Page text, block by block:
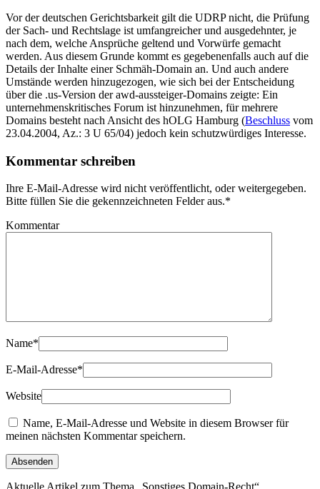
Vor der deutschen Gerichtsbarkeit gilt die UDRP nicht, die Prüfung
der Sach- und Rechtslage ist umfangreicher und ausgedehnter, je
nach dem, welche Ansprüche geltend und Vorwürfe gemacht
werden. Aus diesem Grunde kommt es gegebenenfalls auch auf die
Details der Inhalte einer Schmäh-Domain an. Und auch andere
Umstände werden hinzugezogen, wie sich bei der Entscheidung
über die .us-Version der awd-aussteiger-Domains zeigte: Ein
unternehmenskritisches Forum ist hinzunehmen, für mehrere
Domains besteht nach Ansicht des hOLG Hamburg (Beschluss vom
23.04.2004, Az.: 3 U 65/04) jedoch kein schutzwürdiges Interesse.
Kommentar schreiben
Ihre E-Mail-Adresse wird nicht veröffentlicht, oder weitergegeben.
Bitte füllen Sie die gekennzeichneten Felder aus.*
Kommentar
Name*
E-Mail-Adresse*
Website
Name, E-Mail-Adresse und Website in diesem Browser für
meinen nächsten Kommentar speichern.